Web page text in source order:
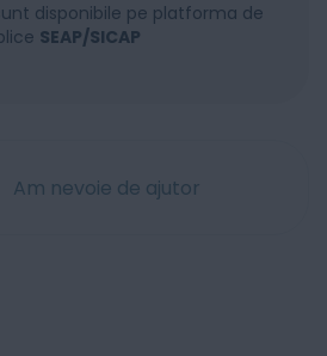
disponibile pe platforma de
SEAP/SICAP
Am nevoie de ajutor